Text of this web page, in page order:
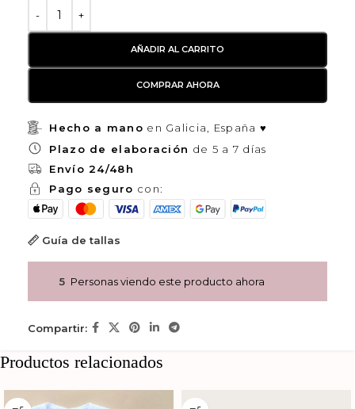
AÑADIR AL CARRITO
COMPRAR AHORA
Hecho a mano en Galicia, España ♥
Plazo de elaboración de 5 a 7 días
Envío 24/48h
Pago seguro con:
Guía de tallas
5 Personas viendo este producto ahora
Compartir:
Productos relacionados